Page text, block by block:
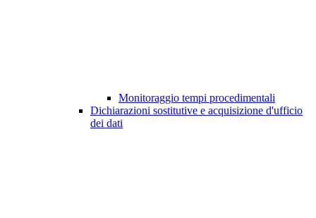
Monitoraggio tempi procedimentali
Dichiarazioni sostitutive e acquisizione d'ufficio
dei dati